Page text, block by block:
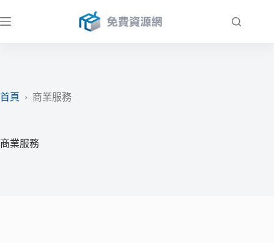
至
首頁
› 商業服務
商業服務